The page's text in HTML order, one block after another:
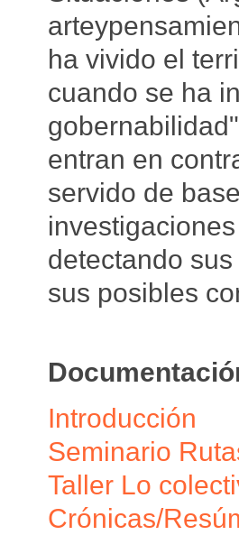
ha vivido el
cuando se ha
entran en
servido de
detectando
sus posibles
Introducción
Seminario
Taller Lo
Crónicas/